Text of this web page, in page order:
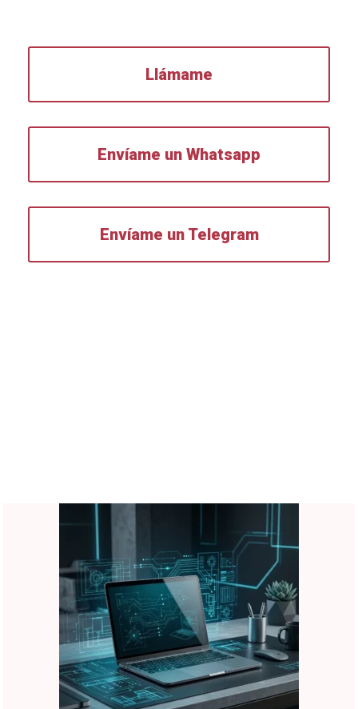
Llámame
Envíame un Whatsapp
Envíame un Telegram